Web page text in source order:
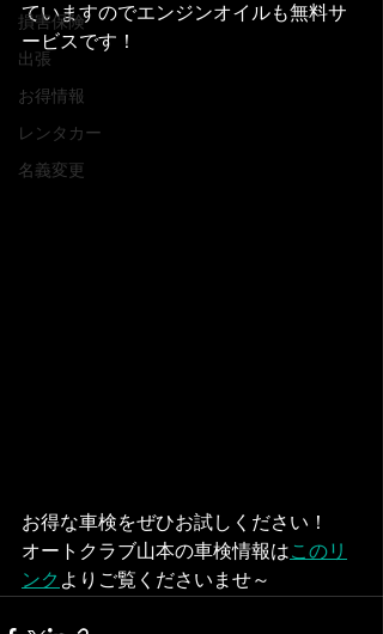
損害保険
出張
お得情報
レンタカー
名義変更
ていますのでエンジンオイルも無料サ
ービスです！
お得な車検をぜひお試しください！
オートクラブ山本の車検情報はこのリ
ンクよりご覧くださいませ～